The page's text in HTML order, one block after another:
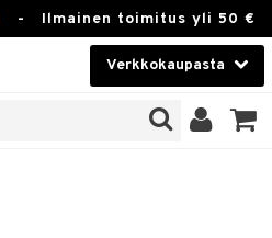
- Ilmainen toimitus yli 50 €
Verkkokaupasta